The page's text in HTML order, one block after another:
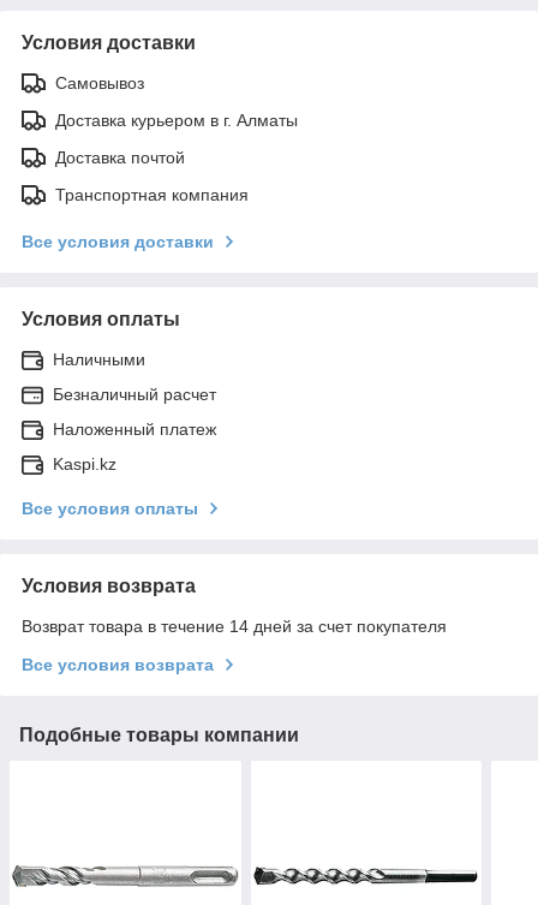
Условия доставки
Самовывоз
Доставка курьером в г. Алматы
Доставка почтой
Транспортная компания
Все условия доставки
Условия оплаты
Наличными
Безналичный расчет
Наложенный платеж
Kaspi.kz
Все условия оплаты
Условия возврата
Возврат товара в течение 14 дней за счет покупателя
Все условия возврата
Подобные товары компании